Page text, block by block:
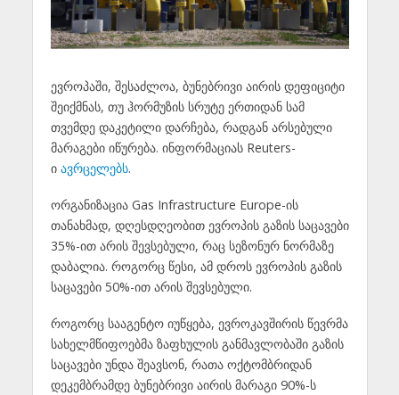
ევროპაში, შესაძლოა, ბუნებრივი აირის დეფიციტი
შეიქმნას, თუ ჰორმუზის სრუტე ერთიდან სამ
თვემდე დაკეტილი დარჩება, რადგან არსებული
მარაგები იწურება. ინფორმაციას Reuters-
ი ავრცელებს.
ორგანიზაცია Gas Infrastructure Europe-ის
თანახმად, დღესდღეობით ევროპის გაზის საცავები
35%-ით არის შევსებული, რაც სეზონურ ნორმაზე
დაბალია. როგორც წესი, ამ დროს ევროპის გაზის
საცავები 50%-ით არის შევსებული.
როგორც სააგენტო იუწყება, ევროკავშირის წევრმა
სახელმწიფოებმა ზაფხულის განმავლობაში გაზის
საცავები უნდა შეავსონ, რათა ოქტომბრიდან
დეკემბრამდე ბუნებრივი აირის მარაგი 90%-ს